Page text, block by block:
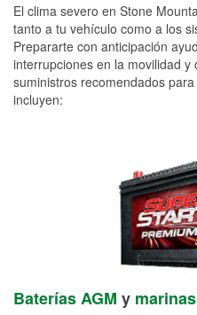
El clima severo en Stone
tanto a tu vehículo como a los
Prepararte con anticipación
interrupciones en la movilidad
suministros recomendados
incluyen:
Baterías AGM y marinas